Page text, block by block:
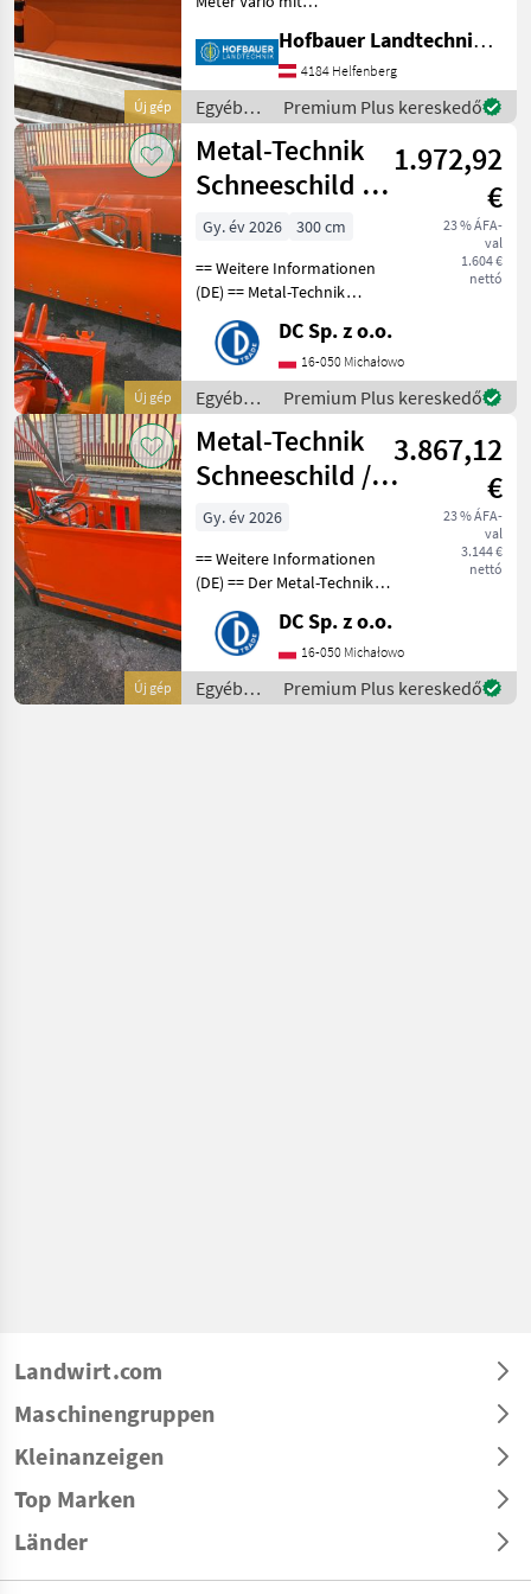
Hydrac
Hauer
Samasz
Wintec
Kahlbacher
Mind a 37
megjelenítése
MARKETPLACE
Marketplace
Kereskedői
ajánlatok
Új gép
Anfahrsicherung ,
Beleuchtung , ... Sofort
Verfügbar !!! Hárompont-
felfüggesztés, Áthajtás
elleni biztosítá
Hofbauer Landtechnik GmbH
4184 Helfenberg
Egyéb
traktor
tartozékok
/ Metal-
Technik
Premium Plus kereskedő
Új gép
Metal-Technik
Schneeschild 3
m / Snow plow
1.972,92
€
23 % ÁFA-
val
1.604 €
nettó
Gy. év 2026
300 cm
== Weitere Informationen
(DE) == Metal-Technik
Breite: 3000 mm - Anbau:
Dreipunktaufhängung Kat.
2 + EURO - Höhe: 700 mm -
Gewicht: 34
DC Sp. z o.o.
16-050 Michałowo
Egyéb
traktor
tartozékok
/ Metal-
Technik
Premium Plus kereskedő
Új gép
Metal-Technik
Schneeschild /
snow plow
3.867,12
€
23 % ÁFA-
val
3.144 €
nettó
Gy. év 2026
== Weitere Informationen
(DE) == Der Metal-Technik
3 m, ist ein robustes und
zuverlässiges Gerät, das
speziell für den effizienten
Einsa
DC Sp. z o.o.
16-050 Michałowo
Egyéb
traktor
Premium Plus kereskedő
Landwirt.com
Maschinengruppen
Kleinanzeigen
Top Marken
Länder